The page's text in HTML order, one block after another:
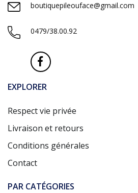
boutiquepileouface@gmail.com
0479/38.00.92
EXPLORER
Respect vie privée
Livraison et retours
Conditions générales
Contact
PAR CATÉGORIES